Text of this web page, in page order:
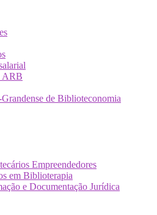
ARB
de Biblioteconomia
Empreendedores
em Biblioterapia
e Documentação Jurídica